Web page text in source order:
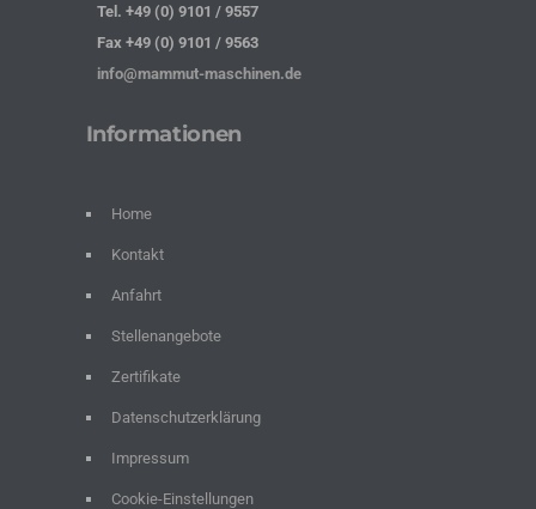
Tel. +49 (0) 9101 / 9557
Fax +49 (0) 9101 / 9563
info@mammut-maschinen.de
Informationen
Home
Kontakt
Anfahrt
Stellenangebote
Zertifikate
Datenschutzerklärung
Impressum
Cookie-Einstellungen